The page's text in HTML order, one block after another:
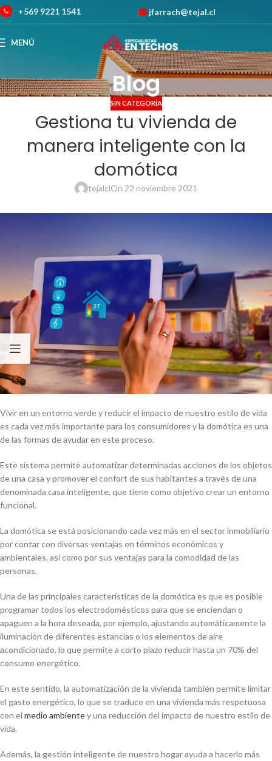
+569 9221 1541 jfarrach@tejal.cl
MENÚ
Blog
SIN CATEGORÍA
Gestiona tu vivienda de
manera inteligente con la
domótica
tejalclOn 22 noviembre 2021
Vivir en un entorno verde y reducir el impacto de nuestro estilo de vida
es cada vez más importante para los consumidores y la domótica es una
de las formas de ayudar en este proceso.
Este sistema permite automatizar determinadas acciones de los objetos
de una casa y promover el confort de sus habitantes a través de una
denominada casa inteligente, que tiene como objetivo crear un entorno
funcional.
La domótica se está posicionando cada vez más en el sector inmobiliario
por contar con diversas ventajas en términos económicos y
ambientales, así como por sus ventajas para la comodidad de las
personas.
Una de las principales características de la domótica es que es posible
programar todos los electrodomésticos para que se enciendan o
apaguen a la hora deseada, por ejemplo, ajustando automáticamente la
iluminación de diferentes estancias o los elementos de aire
acondicionado, lo que permite a corto plazo reducir hasta un 70% del
consumo energético.
En este sentido, la automatización de la vivienda también permite limitar
el gasto energético, lo que se traduce en una vivienda más respetuosa
con el medio ambientey una reducción del impacto de nuestro estilo de
vida.
Además, la gestión inteligente de nuestro hogar ayuda a hacerlo más